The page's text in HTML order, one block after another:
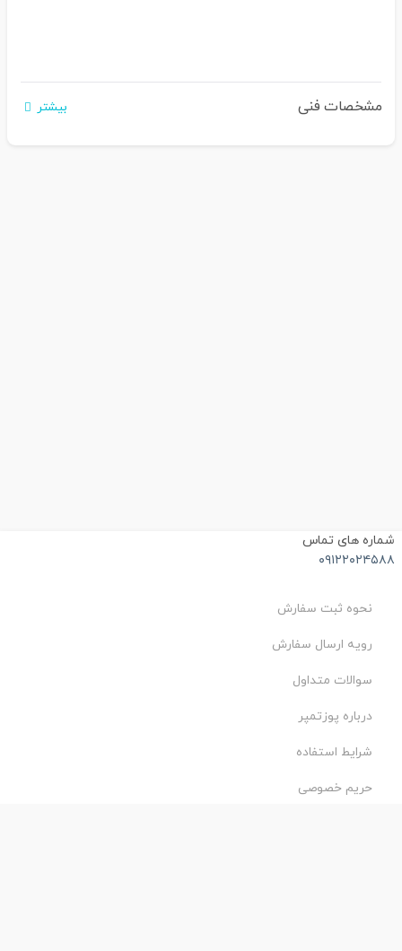
مشخصات فنی بیشتر
های تماس
نحوه ثبت سفارش
رویه ارسال سفارش
سوالات متداول
درباره پوزتمپر
شرایط استفاده
حریم خصوصی